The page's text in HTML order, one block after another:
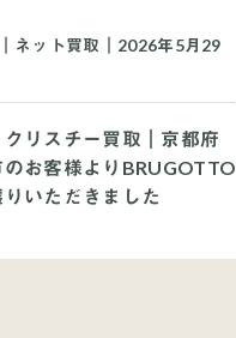
ネット買取｜2026年5月29
リスチー買取｜京都府
のお客様よりBRUGOTTO
いただきました